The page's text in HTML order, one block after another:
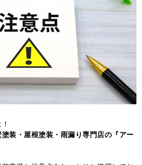
装・屋根塗装・雨漏り専門店の『アー